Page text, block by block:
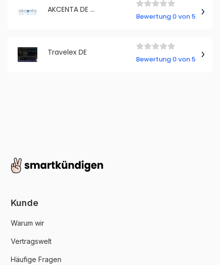
AKCENTA DE GmbH
Bewertung 0 von 5
Travelex DE
Bewertung 0 von 5
Kunde
Warum wir
Vertragswelt
Häufige Fragen